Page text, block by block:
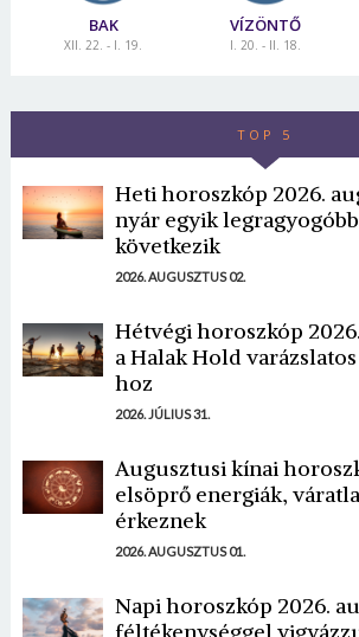
BAK
XII. 22. - I. 19.
VÍZÖNTŐ
I. 20. - II. 18.
TOP 5
Heti horoszkóp 2026.
nyár egyik
következik
2026. AUGUSZTUS 02.
Hétvégi horoszkóp
a Halak Hold
hoz
2026. JÚLIUS 31.
Augusztusi kínai
elsöprő energiák,
érkeznek
2026. AUGUSZTUS 01.
Napi horoszkóp 2026.
féltékenységgel